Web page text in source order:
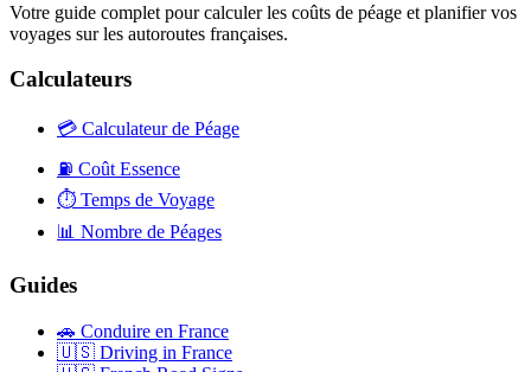
Votre guide complet pour calculer les coûts de péage et planifier vos
voyages sur les autoroutes françaises.
Calculateurs
💳 Calculateur de Péage
⛽ Coût Essence
⏱️ Temps de Voyage
📊 Nombre de Péages
Guides
🚗 Conduire en France
🇺🇸 Driving in France